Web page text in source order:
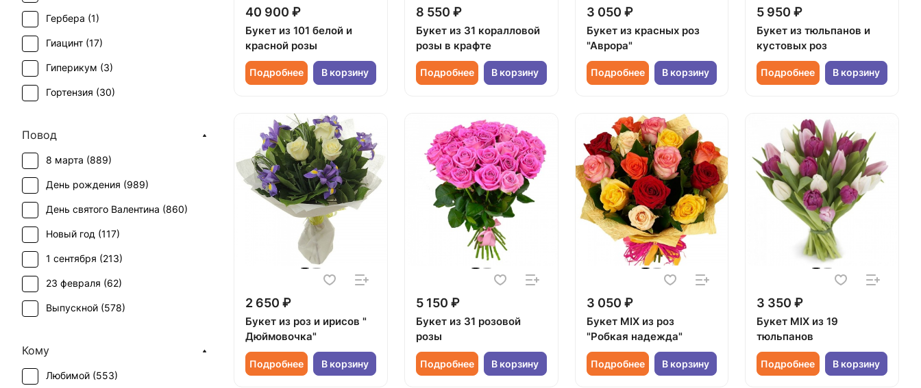
40 900 ₽
Букет из 101 белой и
красной розы
Подробнее В корзину
8 550 ₽
Букет из 31 коралловой
розы в крафте
Подробнее В корзину
3 050 ₽
Букет из красных роз
"Аврора"
Подробнее В корзину
5 950 ₽
Букет из тюльпанов и
кустовых роз
Подробнее В корзину
2 650 ₽
Букет из роз и ирисов "
Дюймовочка"
Подробнее В корзину
5 150 ₽
Букет из 31 розовой
розы
Подробнее В корзину
3 050 ₽
Букет MIX из роз
"Робкая надежда"
Подробнее В корзину
3 350 ₽
Букет MIX из 19
тюльпанов
Подробнее В корзину
Гербера (1)
Гиацинт (17)
Гиперикум (3)
Гортензия (30)
Леукоспермум (
Мимоза (18)
Озотамнус (1)
Орхидея (2)
Пион (77)
Ранункулюс (14)
Роза (580)
Роза кустовая (120
Повод
8 марта (889)
День рождения (989)
День святого Валентина (860)
Новый год (117)
1 сентября (213)
23 февраля (62)
Выпускной (578)
День учителя (
Пасха (44 )
Кому
Любимой (553)